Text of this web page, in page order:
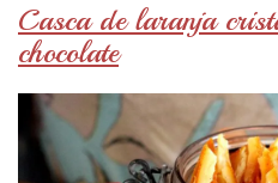
Casca de laranja
chocolate